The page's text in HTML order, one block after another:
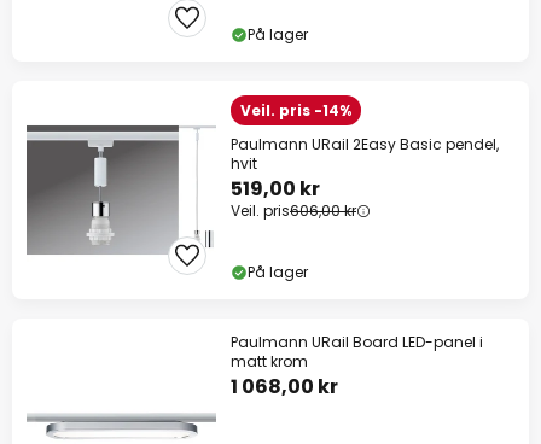
På lager
Veil. pris -14%
Paulmann URail 2Easy Basic pendel,
hvit
519,00 kr
Veil. pris606,00 kr
På lager
Paulmann URail Board LED-panel i
matt krom
1 068,00 kr